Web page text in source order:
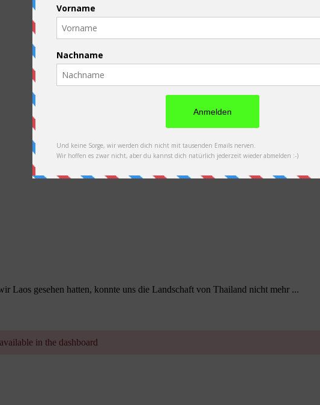
Laos gesehen hatten, konnte uns die Landschaft von Thailand nicht mehr ...
in the dashboard